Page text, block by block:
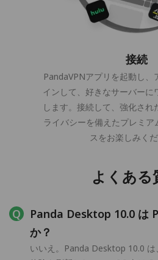
接続
PandaVPNアプリを起動し、
インして、好きなサーバーに
します。接続して、強化さ
ライバシーを備えたプレミ
スをお楽しみくだ
よくある
Panda Desktop 10.0 は
か？
いいえ。Panda Desktop 10.0